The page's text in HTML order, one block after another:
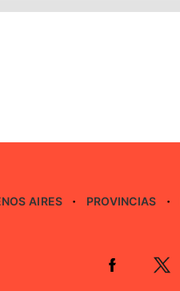
AIRES PROVINCIAS